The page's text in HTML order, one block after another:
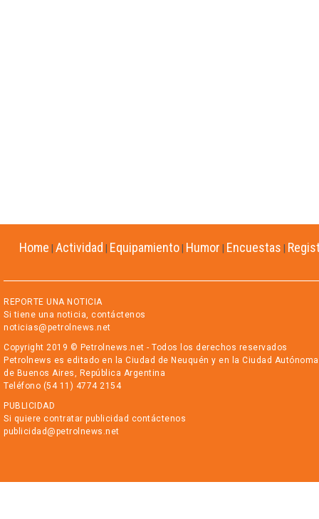
Home Actividad Equipamiento Humor Encuestas
REPORTE UNA NOTICIA
Si tiene una noticia, contáctenos
noticias@petrolnews.net
Copyright 2019 © Petrolnews.net - Todos los derechos reservados
Petrolnews es editado en la Ciudad de Neuquén y en la Ciudad Autónoma
de Buenos Aires, República Argentina
Teléfono (54 11) 4774 2154
PUBLICIDAD
Si quiere contratar publicidad contáctenos
publicidad@petrolnews.net